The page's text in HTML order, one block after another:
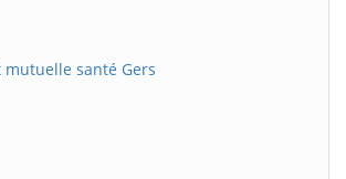
mutuelle santé Gers